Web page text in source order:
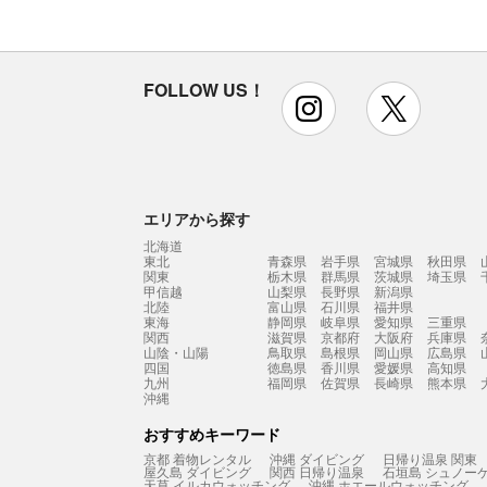
FOLLOW US！ instagram
エリアから探す
北海道
東北
青森県 岩手県 宮城県 秋田県
関東
栃木県 群馬県 茨城県 埼玉県
甲信越
山梨県 長野県
新潟県
北陸
富山県 石川県
福井県
東海
静岡県 岐阜県 愛知県
三重県
関西
滋賀県 京都府 大阪府 兵庫県
山陰・山陽
鳥取県 島根県 岡山県 広島県
四国
徳島県 香川県 愛媛県
高知県
九州
福岡県 佐賀県 長崎県 熊本県
沖縄
おすすめキーワード
京都 着物レンタル 沖縄 ダイビング 日帰り温泉 関東
屋久島 ダイビング 関西 日帰り温泉 石垣島 シュノー